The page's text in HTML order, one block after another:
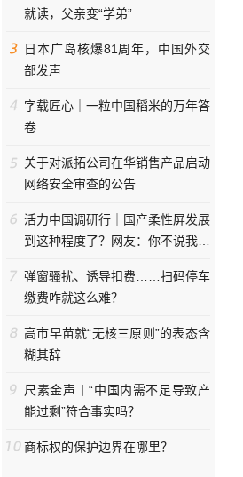
就读，父亲变“学弟”
日本广岛核爆81周年，中国外交
部发声
字载匠心｜一粒中国稻米的万年答
卷
关于对派拓公司在华销售产品启动
网络安全审查的公告
活力中国调研行｜国产柔性屏发展
到这种程度了？网友：你不说我以
弹窗骚扰、诱导扣费……扫码停车
缴费咋就这么难？
高市早苗就“无核三原则”的表态含
糊其辞
尺素金声丨“中国内需不足导致产
能过剩”符合事实吗？
商标权的保护边界在哪里？